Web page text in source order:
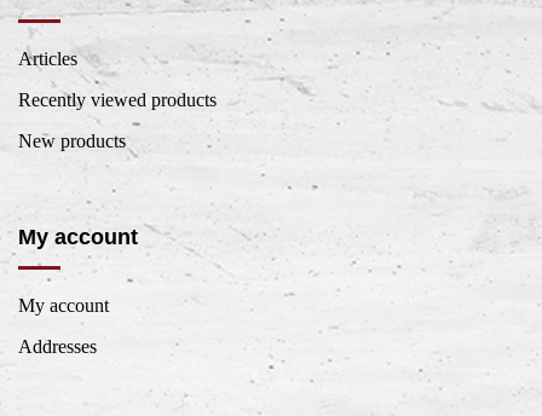
Articles
Recently viewed products
New products
My account
My account
Addresses